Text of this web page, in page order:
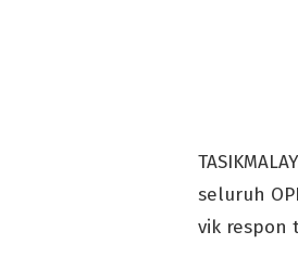
seluruh
vik respon